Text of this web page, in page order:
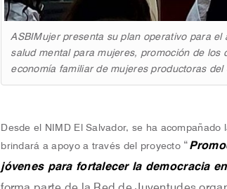
ASBIMujer presenta su plan operativo para
salud mental para mujeres, promoción de los
economía familiar de mujeres productoras del
Desde el NIMD El Salvador, se ha acompañado
brindará a apoyo a través del proyecto “
jóvenes para fortalecer la democracia
forma parte de la Red de Juventudes